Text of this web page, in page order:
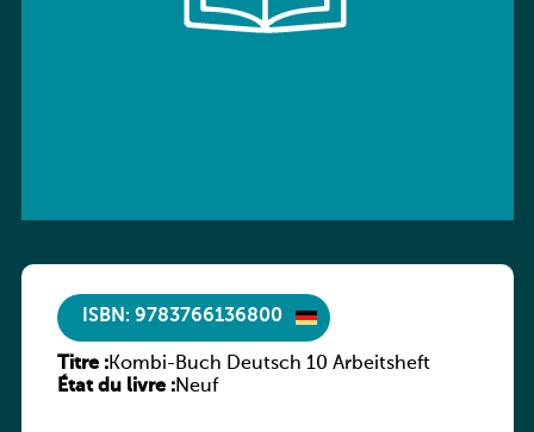
ISBN: 9783766136800
Titre :Kombi-Buch Deutsch 10 Arbeitsheft
État du livre :Neuf